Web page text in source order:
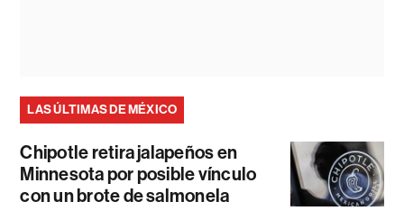
LAS ÚLTIMAS DE MÉXICO
Chipotle retira jalapeños en
Minnesota por posible vínculo
con un brote de salmonela